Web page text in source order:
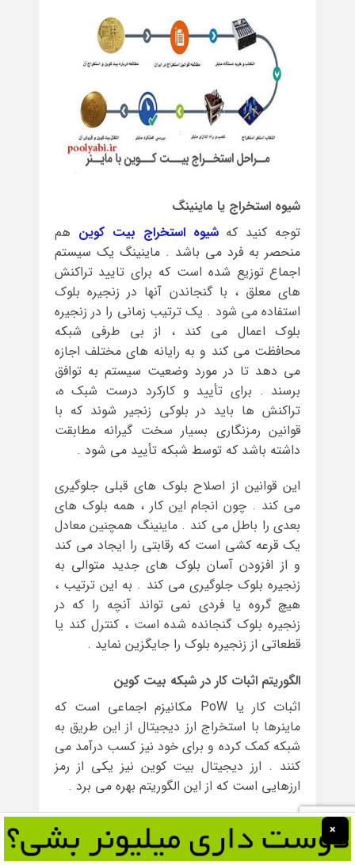
شیوه استخراج یا ماینینگ
توجه کنید کهشیوه استخراج بیت کوین هم
منحصر به فرد می باشد . ماینینگ یک سیستم
اجماع توزیع شده است که برای تایید تراکنش
های معلق ، با گنجاندن آنها در زنجیره بلوک
استفاده می شود . یک ترتیب زمانی را در زنجیره
بلوک اعمال می کند ، از بی طرفی شبکه
محافظت می کند و به رایانه های مختلف اجازه
می دهد تا در مورد وضعیت سیستم به توافق
برسند . برای تأیید و کارکرد درست شبک ه،
تراکنش ‌ها باید در بلوکی زنجیر شوند که با
قوانین رمزنگاری بسیار سخت ‌گیرانه مطابقت
داشته باشد که توسط شبکه تأیید می ‌شود .
این قوانین از اصلاح بلوک های قبلی جلوگیری
می کند . چون انجام این کار ، همه بلوک های
بعدی را باطل می کند . ماینینگ همچنین معادل
یک قرعه کشی است که رقابتی را ایجاد می کند
و از افزودن آسان بلوک های جدید متوالی به
زنجیره بلوک جلوگیری می کند . به این ترتیب ،
هیچ گروه یا فردی نمی تواند آنچه را که در
زنجیره بلوک گنجانده شده است ، کنترل کند یا
قطعاتی از زنجیره بلوک را جایگزین نماید .
الگوریتم اثبات کار در شبکه بیت کوین
اثبات کار یا PoW مکانیزم اجماعی است که
ماینرها با استخراج ارز دیجیتال از این طریق به
شبکه کمک کرده و برای خود نیز کسب درآمد می
کنند . ارز دیجیتال بیت کوین نیز یکی از رمز
ارزهایی است که از این الگوریتم بهره می برد .
این الگوریتم را می توان به این صورت توصیف
کرد : شبکه بلاک چین معماهای بسیار دشواری را
×